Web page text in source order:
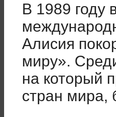
В 1989 году
Алисия
миру».
на который
стран мира,